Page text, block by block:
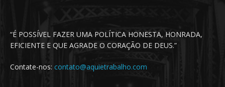
“É POSSÍVEL FAZER UMA POLÍTICA HONESTA, HONRADA,
EFICIENTE E QUE AGRADE O CORAÇÃO DE DEUS.”
Contate-nos: contato@aquietrabalho.com